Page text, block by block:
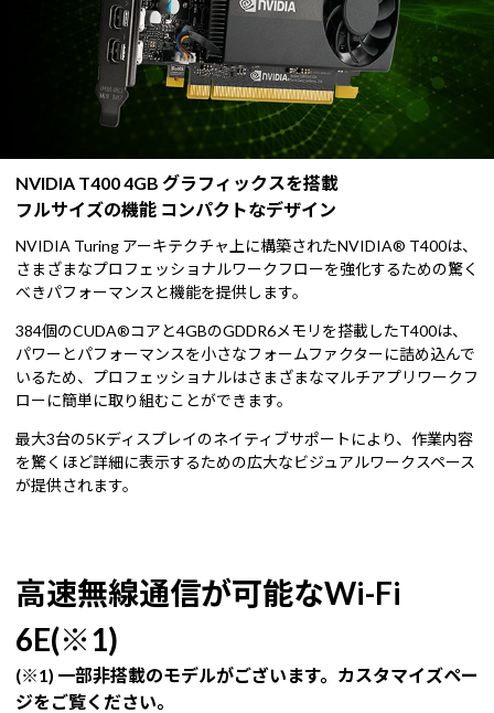
NVIDIA T400 4GB グラフィックスを搭載
フルサイズの機能 コンパクトなデザイン
NVIDIA Turing アーキテクチャ上に構築されたNVIDIA® T400は、
さまざまなプロフェッショナルワークフローを強化するための驚く
べきパフォーマンスと機能を提供します。
384個のCUDA®コアと4GBのGDDR6メモリを搭載したT400は、
パワーとパフォーマンスを小さなフォームファクターに詰め込んで
いるため、プロフェッショナルはさまざまなマルチアプリワークフ
ローに簡単に取り組むことができます。
最大3台の5Kディスプレイのネイティブサポートにより、作業内容
を驚くほど詳細に表示するための広大なビジュアルワークスペース
が提供されます。
高速無線通信が可能なWi-Fi
6E(※1)
(※1) 一部非搭載のモデルがございます。カスタマイズペー
ジをご覧ください。